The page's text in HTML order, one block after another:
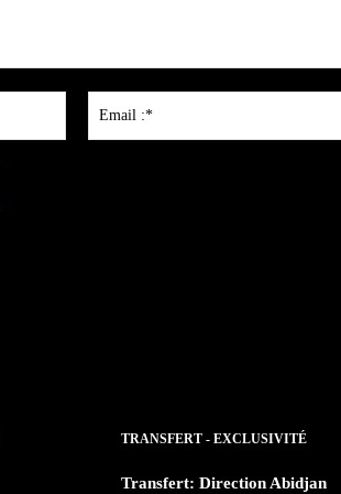
TRANSFERT - EXCLUSIVITÉ
Transfert: Direction Abidjan